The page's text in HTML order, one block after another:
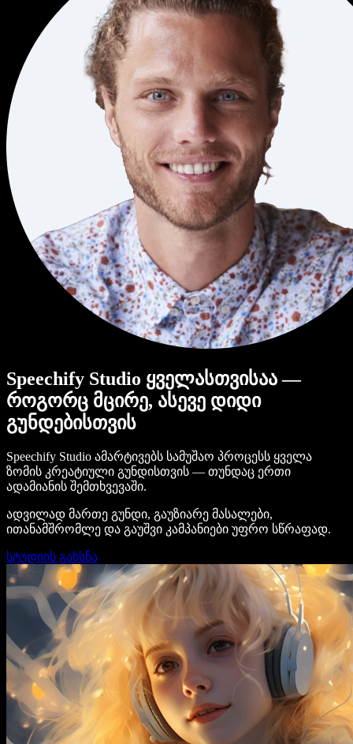
Speechify Studio ყველასთვისაა —
როგორც მცირე, ასევე დიდი
გუნდებისთვის
Speechify Studio ამარტივებს სამუშაო პროცესს ყველა
ზომის კრეატიული გუნდისთვის — თუნდაც ერთი
ადამიანის შემთხვევაში.
ადვილად მართე გუნდი, გაუზიარე მასალები,
ითანამშრომლე და გაუშვი კამპანიები უფრო სწრაფად.
სტუდიის გახსნა